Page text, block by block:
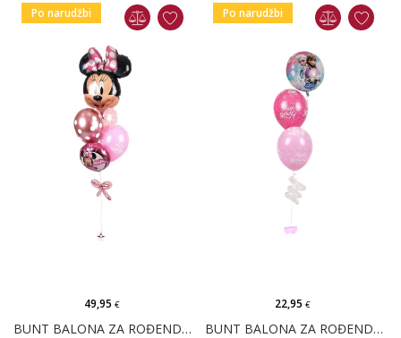
Po narudžbi
BUNT BALONA ZA ROĐENDAN MINNIE MOUSE
49,95 €
Po narudžbi
BUNT BALONA ZA ROĐENDAN FROZEN
22,95€